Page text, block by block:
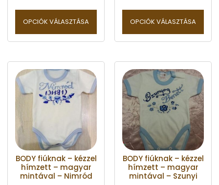
OPCIÓK VÁLASZTÁSA OPCIÓK VÁLASZTÁSA
BODY fiúknak – kézzel
hímzett – magyar
mintával – Nimród
BODY fiúknak – kézzel
hímzett – magyar
mintával – Szunyi